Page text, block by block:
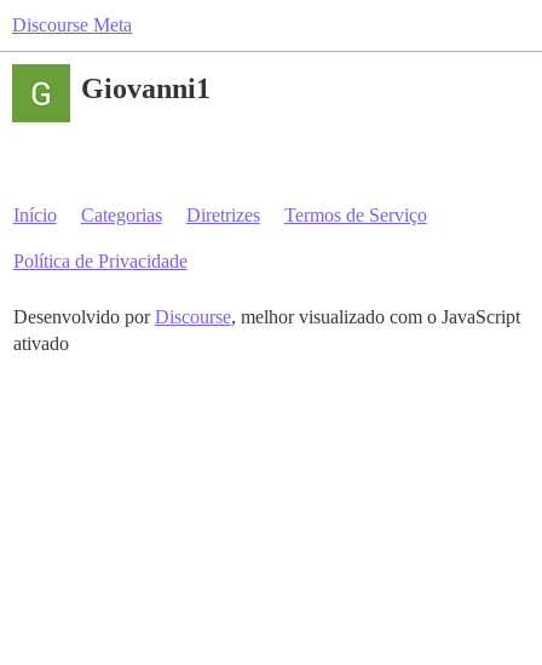
Discourse Meta
Giovanni1
Início Categorias Diretrizes Termos de Serviço
Política de Privacidade
Desenvolvido porDiscourse, melhor visualizado com o JavaScript
ativado